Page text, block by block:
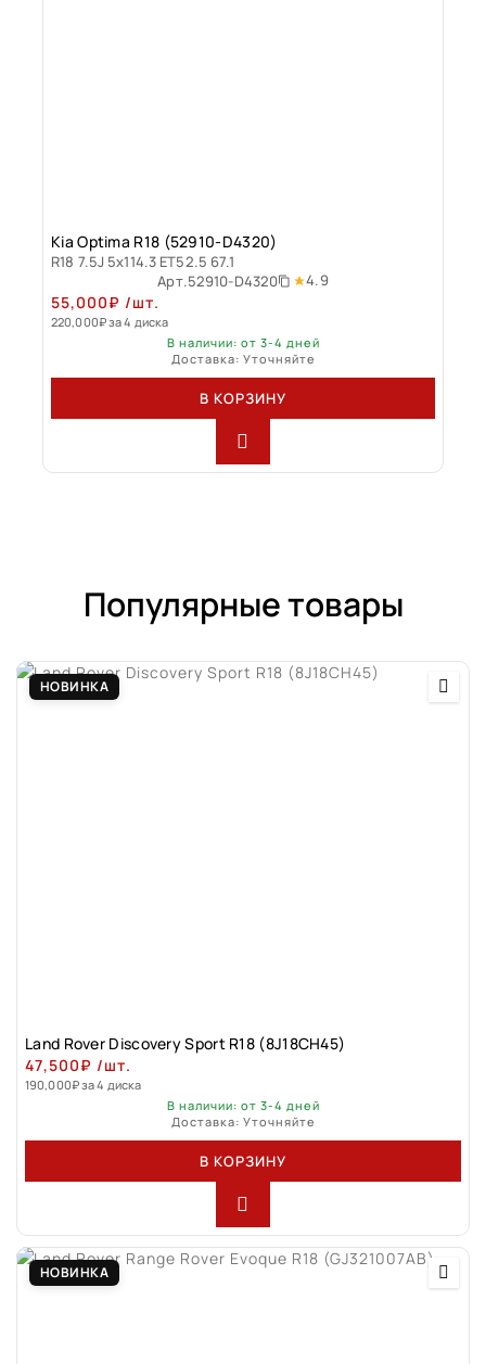
Kia Optima R18 (52910-D4320)
R18 7.5J 5x114.3 ET52.5 67.1
Арт.52910-D4320 4.9
55,000₽ /шт.
220,000₽за 4 диска
В наличии: от 3-4 дней
Доставка: Уточняйте
В КОРЗИНУ
Популярные товары
НОВИНКА
Land Rover Discovery Sport R18 (8J18CH45)
47,500₽ /шт.
190,000₽за 4 диска
В наличии: от 3-4 дней
Доставка: Уточняйте
В КОРЗИНУ
НОВИНКА